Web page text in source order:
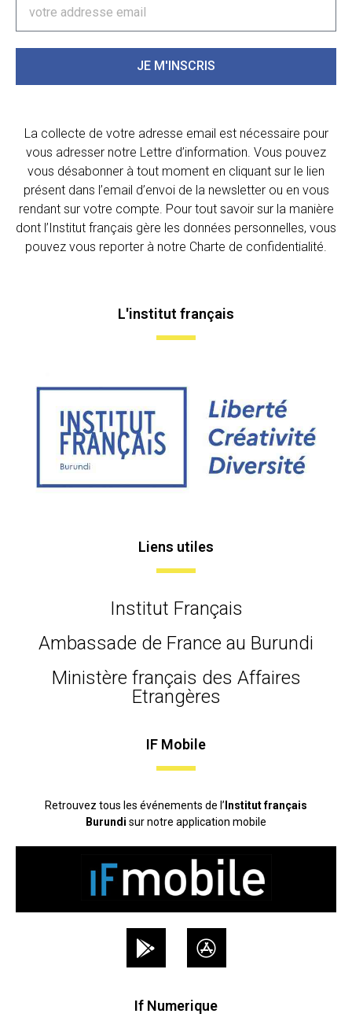
JE M'INSCRIS
La collecte de votre adresse email est nécessaire pour
vous adresser notre Lettre d’information. Vous pouvez
vous désabonner à tout moment en cliquant sur le lien
présent dans l’email d’envoi de la newsletter ou en vous
rendant sur votre compte. Pour tout savoir sur la manière
dont l’Institut français gère les données personnelles, vous
pouvez vous reporter à notre Charte de confidentialité.
L'institut français
Liens utiles
Institut Français
Ambassade de France au Burundi
Ministère français des Affaires
Etrangères
IF Mobile
Retrouvez tous les événements de l’ Institut français
Burundi sur notre application mobile
If Numerique